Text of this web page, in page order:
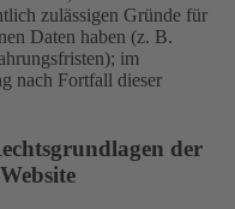
zulässigen Gründe für
Daten haben (z. B.
im
nach Fortfall dieser
der